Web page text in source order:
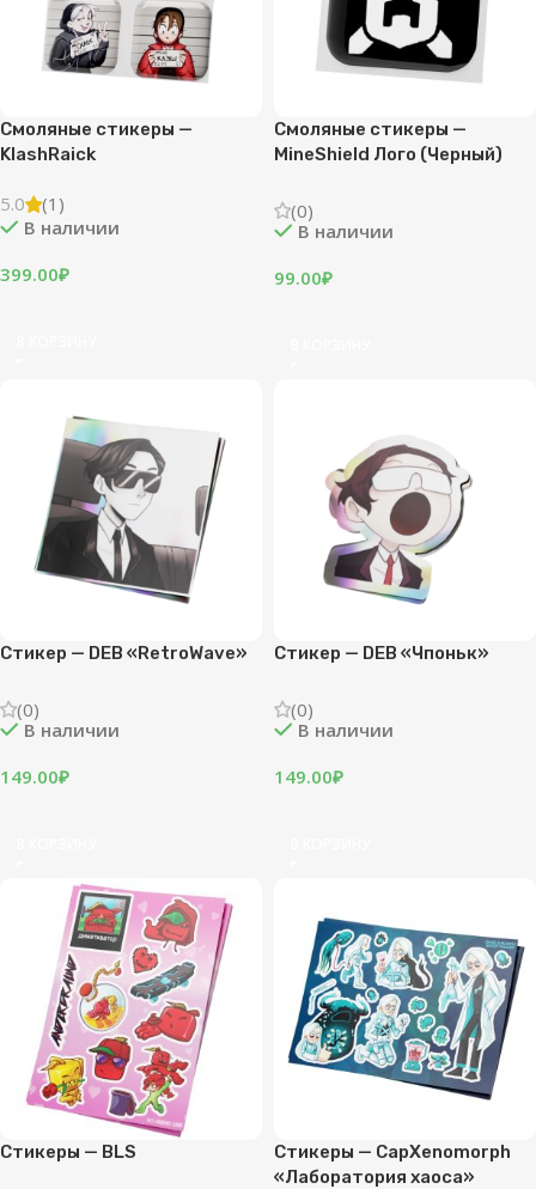
Смоляные стикеры —
KlashRaick
5.0
(1)
В наличии
399.00₽
Смоляные стикеры —
MineShield Лого (Черный)
(0)
В наличии
99.00₽
Стикер — DEB «RetroWave»
(0)
В наличии
149.00₽
Стикер — DEB «Чпоньк»
(0)
В наличии
149.00₽
Стикеры — BLS
Стикеры — CapXenomorph
«Лаборатория хаоса»